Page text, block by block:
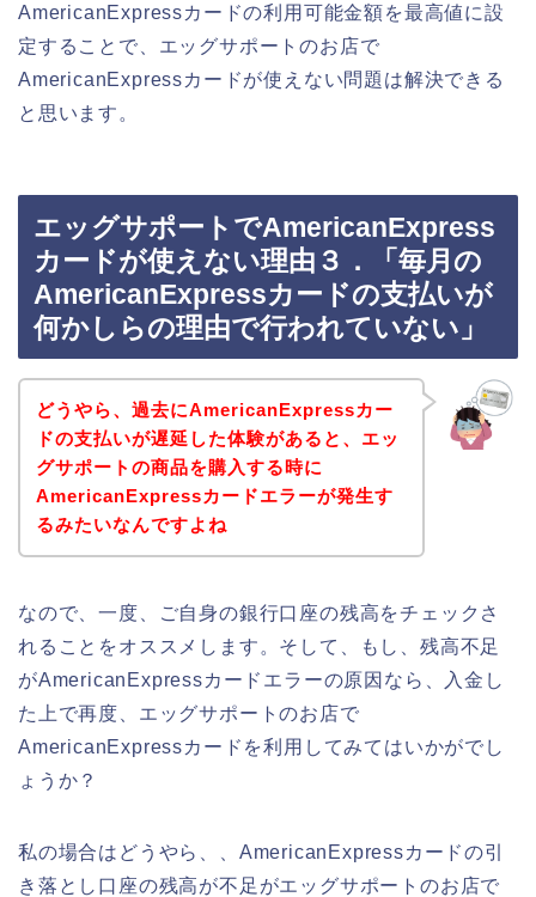
AmericanExpressカードの利用可能金額を最高値に設
定することで、エッグサポートのお店で
AmericanExpressカードが使えない問題は解決できる
と思います。
エッグサポートでAmericanExpress
カードが使えない理由３．「毎月の
AmericanExpressカードの支払いが
何かしらの理由で行われていない」
どうやら、過去にAmericanExpressカー
ドの支払いが遅延した体験があると、エッ
グサポートの商品を購入する時に
AmericanExpressカードエラーが発生す
るみたいなんですよね
なので、一度、ご自身の銀行口座の残高をチェックさ
れることをオススメします。そして、もし、残高不足
がAmericanExpressカードエラーの原因なら、入金し
た上で再度、エッグサポートのお店で
AmericanExpressカードを利用してみてはいかがでし
ょうか？
私の場合はどうやら、、AmericanExpressカードの引
き落とし口座の残高が不足がエッグサポートのお店で